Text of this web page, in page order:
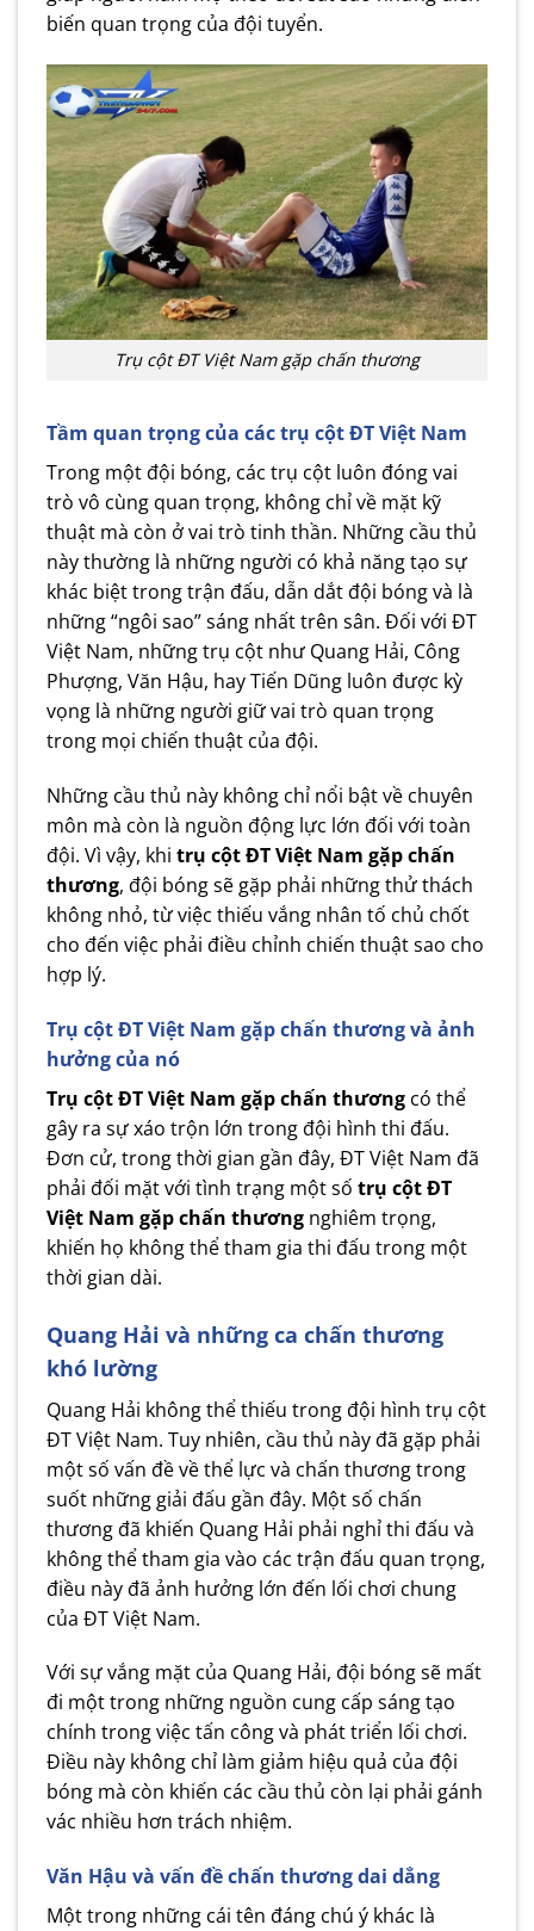
biến quan trọng của đội tuyển.
Trụ cột ĐT Việt Nam gặp chấn thương
Tầm quan trọng của các trụ cột ĐT Việt Nam
Trong một đội bóng, các trụ cột luôn đóng vai
trò vô cùng quan trọng, không chỉ về mặt kỹ
thuật mà còn ở vai trò tinh thần. Những cầu thủ
này thường là những người có khả năng tạo sự
khác biệt trong trận đấu, dẫn dắt đội bóng và là
những “ngôi sao” sáng nhất trên sân. Đối với ĐT
Việt Nam, những trụ cột như Quang Hải, Công
Phượng, Văn Hậu, hay Tiến Dũng luôn được kỳ
vọng là những người giữ vai trò quan trọng
trong mọi chiến thuật của đội.
Những cầu thủ này không chỉ nổi bật về chuyên
môn mà còn là nguồn động lực lớn đối với toàn
đội. Vì vậy, khi trụ cột ĐT Việt Nam gặp chấn
thương, đội bóng sẽ gặp phải những thử thách
không nhỏ, từ việc thiếu vắng nhân tố chủ chốt
cho đến việc phải điều chỉnh chiến thuật sao cho
hợp lý.
Trụ cột ĐT Việt Nam gặp chấn thươngvà ảnh
hưởng của nó
Trụ cột ĐT Việt Nam gặp chấn thương có thể
gây ra sự xáo trộn lớn trong đội hình thi đấu.
Đơn cử, trong thời gian gần đây, ĐT Việt Nam đã
phải đối mặt với tình trạng một số trụ cột ĐT
Việt Nam gặp chấn thương nghiêm trọng,
khiến họ không thể tham gia thi đấu trong một
thời gian dài.
Quang Hải và những ca chấn thương
khó lường
Quang Hải không thể thiếu trong đội hình trụ cột
ĐT Việt Nam. Tuy nhiên, cầu thủ này đã gặp phải
một số vấn đề về thể lực và chấn thương trong
suốt những giải đấu gần đây. Một số chấn
thương đã khiến Quang Hải phải nghỉ thi đấu và
không thể tham gia vào các trận đấu quan trọng,
điều này đã ảnh hưởng lớn đến lối chơi chung
của ĐT Việt Nam.
Với sự vắng mặt của Quang Hải, đội bóng sẽ mất
đi một trong những nguồn cung cấp sáng tạo
chính trong việc tấn công và phát triển lối chơi.
Điều này không chỉ làm giảm hiệu quả của đội
bóng mà còn khiến các cầu thủ còn lại phải gánh
vác nhiều hơn trách nhiệm.
Văn Hậu và vấn đề chấn thương dai dẳng
Một trong những cái tên đáng chú ý khác là